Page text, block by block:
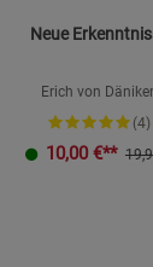
Neue
Erich von
(4)
10,00 €**